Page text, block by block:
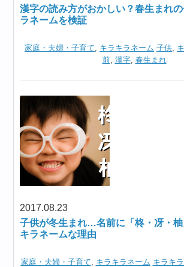
漢字の読み方がおかしい？春生まれ
ラネームを検証
家庭・夫婦・子育て, キラキラネーム 子供,
前, 漢字, 春生まれ
2017.08.23
子供が冬生まれ…名前に「柊・冴・柚
キラネームな理由
家庭・夫婦・子育て, キラキラネーム キラキ